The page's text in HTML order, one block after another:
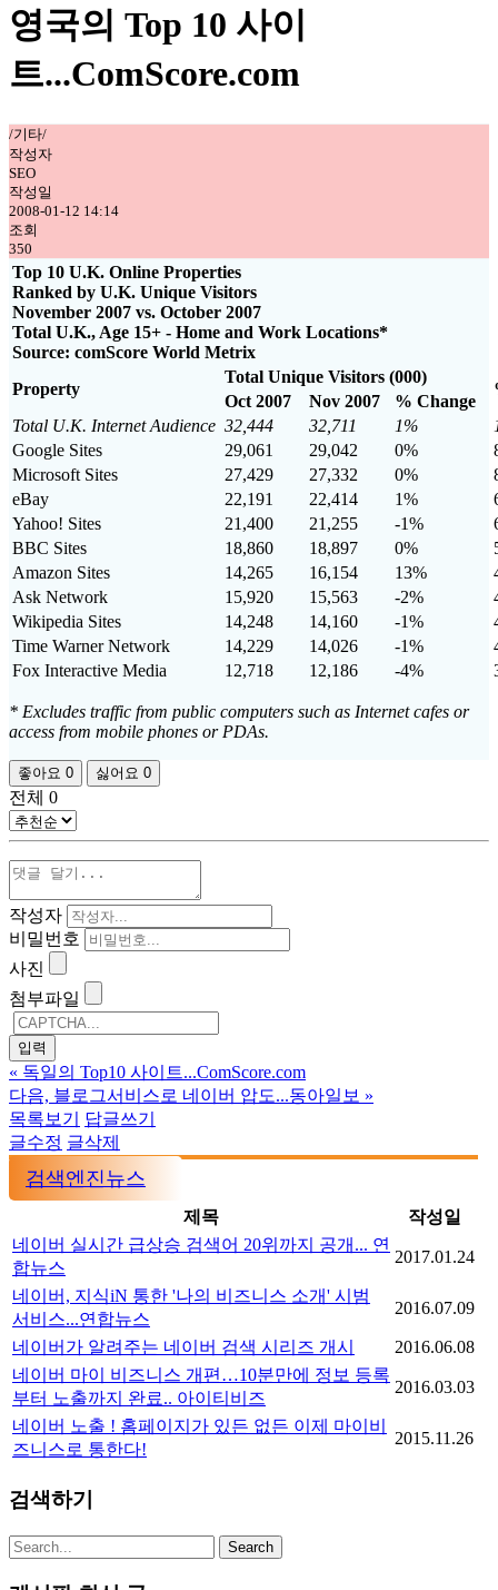
영국의 Top 10 사이
트...ComScore.com
/기타/
작성자
SEO
작성일
2008-01-12 14:14
조회
350
Top 10 U.K. Online Properties
Ranked by U.K. Unique Visitors
November 2007 vs. October 2007
Total U.K., Age 15+ - Home and Work Locations*
Source: comScore World Metrix
Property
Total Unique Visitors (000)
Oct 2007 Nov 2007
% Change
Total U.K. Internet Audience 32,444 32,711 1%
Google Sites
29,061 29,042 0%
Microsoft Sites
27,429 27,332 0%
eBay
22,191 22,414 1%
Yahoo! Sites
21,400 21,255 -1%
BBC Sites
18,860 18,897 0%
Amazon Sites
14,265 16,154 13%
Ask Network
15,920 15,563 -2%
Wikipedia Sites
14,248 14,160 -1%
Time Warner Network
14,229 14,026 -1%
Fox Interactive Media
12,718 12,186 -4%
* Excludes traffic from public computers such as Internet cafes or
access from mobile phones or PDAs.
좋아요 0 싫어요 0
전체 0
작성자
비밀번호
사진
첨부파일
« 독일의 Top10 사이트...ComScore.com
다음, 블로그서비스로 네이버 압도...동아일보 »
목록보기
답글쓰기
글수정 글삭제
검색엔진뉴스
제목
작성일
네이버 실시간 급상승 검색어 20위까지 공개... 연
합뉴스
2017.01.24
네이버, 지식iN 통한 '나의 비즈니스 소개' 시범
서비스...연합뉴스
2016.07.09
네이버가 알려주는 네이버 검색 시리즈 개시
2016.06.08
네이버 마이 비즈니스 개편…10분만에 정보 등록
부터 노출까지 완료.. 아이티비즈
2016.03.03
네이버 노출 ! 홈페이지가 있든 없든 이제 마이비
즈니스로 통한다!
2015.11.26
검색하기